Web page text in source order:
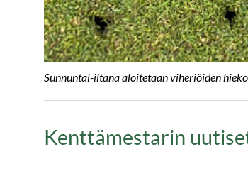
Sunnuntai-iltana aloitetaan viheriöiden
Kenttämestarin